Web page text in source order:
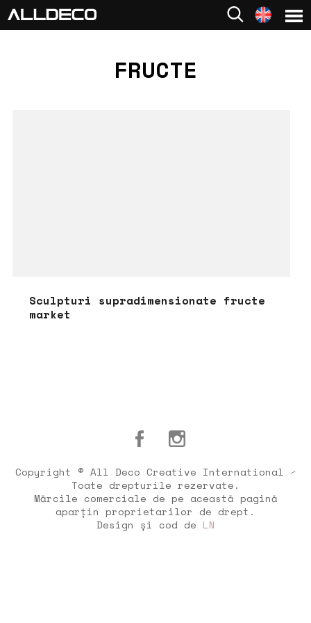
FRUCTE
Sculpturi supradimensionate fructe
market
Copyright © All Deco Creative International ⁄
Toate drepturile rezervate.
Mărcile comerciale de pe această pagină
aparțin proprietarilor de drept.
Design și cod de LN